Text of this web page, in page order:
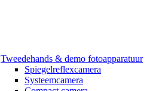
Tweedehands & demo fotoapparatuur
Spiegelreflexcamera
Systeemcamera